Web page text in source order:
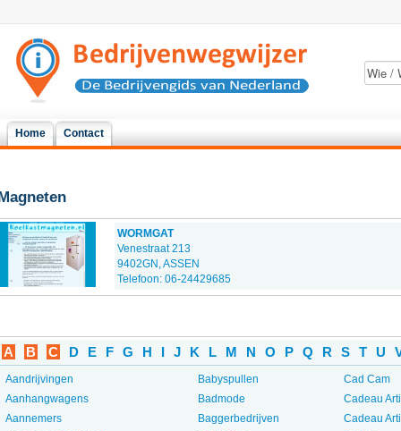
Home Contact
WORMGAT
Venestraat 213
9402GN, ASSEN
Telefoon: 06-24429685
A B C D E F G H I J K L M N O P Q R S T U
Aandrijvingen
Aanhangwagens
Aannemers
Babyspullen
Badmode
Baggerbedrijven
Cad Cam
Cadeau
Cadeau